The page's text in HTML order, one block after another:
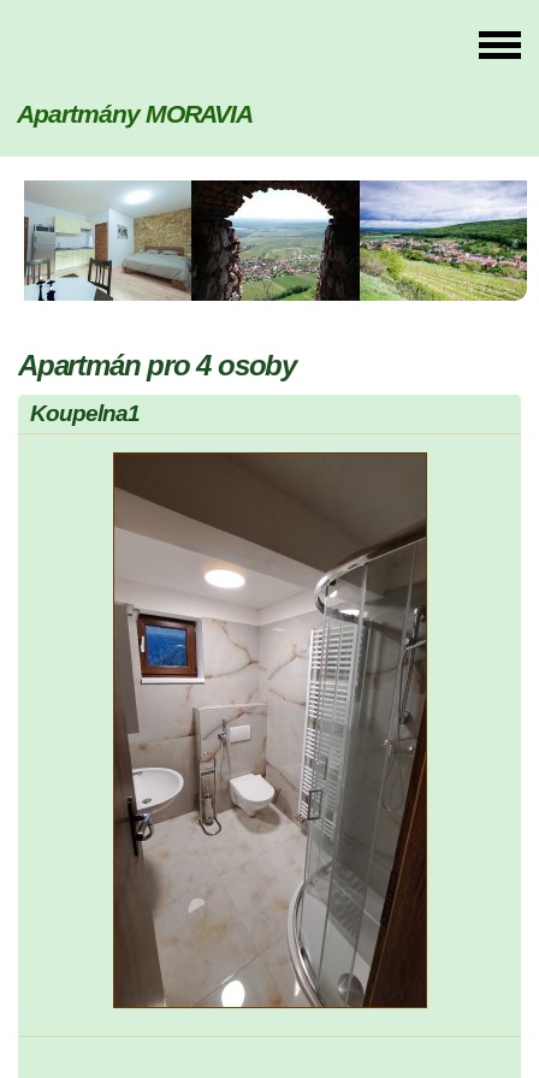
Apartmány MORAVIA
Apartmán pro 4 osoby
Koupelna1